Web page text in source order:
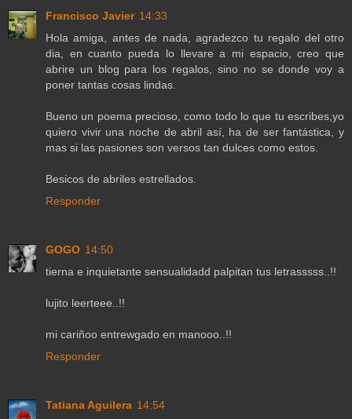
Francisco Javier 14:33
Hola amiga, antes de nada, agradezco tu regalo del otro
dia, en cuanto pueda lo llevare a mi espacio, creo que
abrire un blog para los regalos, sino no se donde voy a
poner tantas cosas lindas.
Bueno un poema precioso, como todo lo que tu escribes,yo
quiero vivir una noche de abril así, ha de ser fantástica, y
mas si las pasiones son versos tan dulces como estos.
Besicos de abriles estrellados.
Responder
GOGO 14:50
tierna e inquietante sensualidadd palpitan tus letrasssss..!!
lujito leerteee..!!
mi cariñoo entrewgado en manooo..!!
Responder
Tatiana Aguilera 14:54